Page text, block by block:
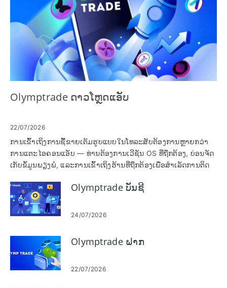
Olymptrade ດາວໂຫຼດແອັບ
22/07/2026
ການເຂົ້າເຖິງການຊື້ຂາຍເຕັມຮູບແບບໃນໂທລະສັບຕ້ອງການຫຼາຍກວ່າ
ການແຕະໄອຄອນແອັບ — ທ່ານຕ້ອງການເວີຊັນ OS ທີ່ຖືກຕ້ອງ, ບ່ອນຈັດ
ເກັບຂໍ້ມູນພຽງພໍ, ແລະການເຂົ້າເຖິງຮ້ານທີ່ຖືກຕ້ອງເພື່ອສຳເລັດການຕິດ
ພ້ອມໃນພາກພື້ນ, ການຮ້ອງຂໍການອະນຸຍາດທີ່ບໍ່ຄາດຄິດ, ຫຼືຊອບແວ
ອຸປະກອນທີ່ລ້າສະໄຫມທີ່ປ້ອງກັນບໍ່ໃຫ້ແອັບຯ Olymptrade ຕິດຕັ້ງ ຫຼື
ເຊື່ອມຕໍ່ກັບບັນຊີຂອງເຂົາເຈົ້າ. ການກະກຽມອຸປະກອນຂອງທ່ານກ່ອນອື່ນ
ຫຼັງຈາກການຕິດຕັ້ງ. ຂ້າງລຸ່ມນີ້ທ່ານຈະເຫັນຂັ້ນຕອນທີ່ຊັດເຈນ, ສະເພາະ
ອຸປະກອນເພື່ອດາວໂຫຼດ ແລະຕິດຕັ້ງແອັບມືຖື Olymptrade ໃນ
Android ແລະ iOS, ບວກກັບການກວດສອບຫຼັງການຕິດຕັ້ງ ເຊັ່ນ: ການ
ອັບເດດແອັບ, ການຕັ້ງຄ່າການແຈ້ງເຕືອນ ແລະຄຳແນະນຳການເຂົ້າສູ່
Olymptrade ບັນຊີ
24/07/2026
Olymptrade ຝາກ
22/07/2026